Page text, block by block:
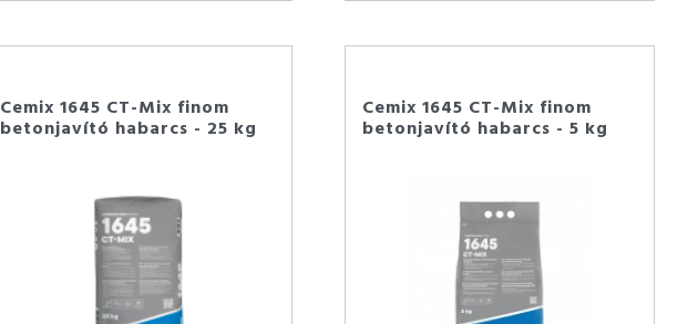
Cemix 1645 CT-Mix finom
betonjavító habarcs - 25 kg
Cemix 1645 CT-Mix finom
betonjavító habarcs - 5 kg